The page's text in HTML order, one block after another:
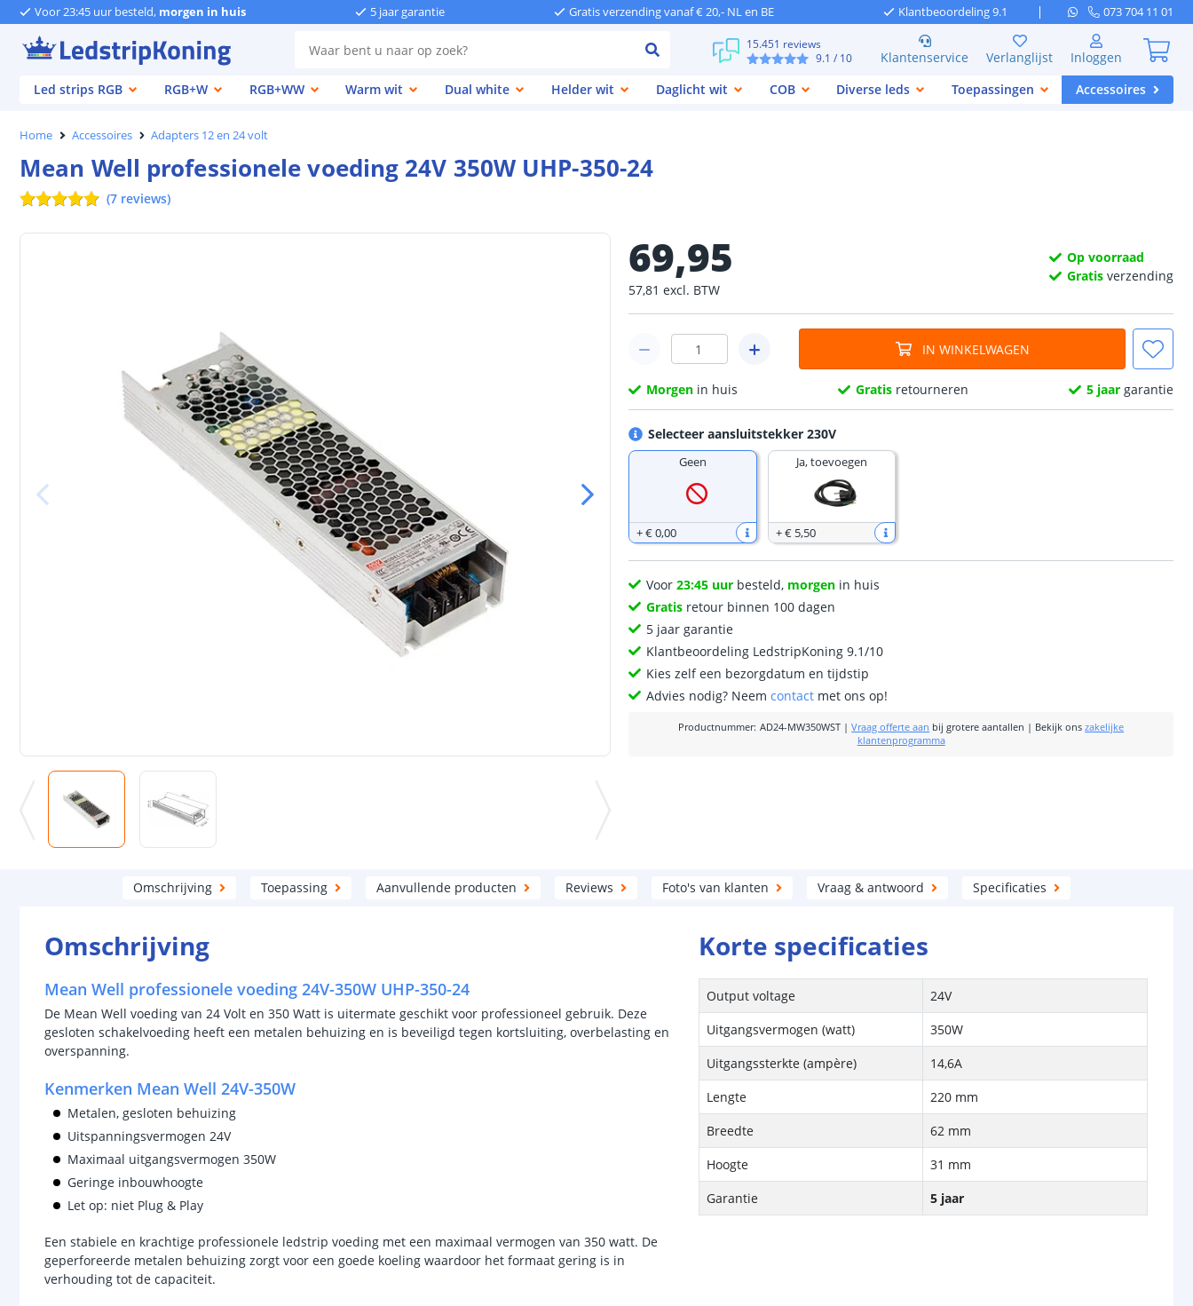
Voor 23:45 uur besteld, morgen in huis 5 jaar garantie Gratis verzending vanaf € 20,- NL en BE Klantbeoordeling 9.1 073 704 11 01
15.451 reviews
9.1 / 10 Klantenservice Verlanglijst
Inloggen
Led strips RGB
RGB+W RGB+WW Warm wit Dual white Helder wit Daglicht wit COB Diverse leds Toepassingen Accessoires
Home Accessoires Adapters 12 en 24 volt
Mean Well professionele voeding 24V 350W UHP-350-24
(7 reviews)
69,95
57,81 excl. BTW
Op voorraad
Gratis verzending
IN WINKELWAGEN
Morgen in huis Gratis retourneren 5 jaargarantie
Selecteer aansluitstekker 230V
Geen
+€ 0,00
Ja, toevoegen
+€ 5,50
Voor23:45 uur besteld, morgen in huis
Gratis retour binnen 100 dagen
5 jaar garantie
Klantbeoordeling LedstripKoning 9.1/10
Kies zelf een bezorgdatum en tijdstip
Advies nodig? Neemcontact met ons op!
Productnummer: AD24-MW350WST |Vraag offerte aan bij grotere aantallen | Bekijk ons zakelijke
klantenprogramma
Omschrijving Toepassing Aanvullende producten Reviews Foto's van klanten Vraag & antwoord Specificaties
Omschrijving
Mean Well professionele voeding 24V-350W UHP-350-24
De Mean Well voeding van 24 Volt en 350 Watt is uitermate geschikt voor professioneel gebruik. Deze
gesloten schakelvoeding heeft een metalen behuizing en is beveiligd tegen kortsluiting, overbelasting en
overspanning.
Kenmerken Mean Well 24V-350W
Metalen, gesloten behuizing
Uitspanningsvermogen 24V
Maximaal uitgangsvermogen 350W
Geringe inbouwhoogte
Let op: niet Plug & Play
Een stabiele en krachtige professionele ledstrip voeding met een maximaal vermogen van 350 watt. De
geperforeerde metalen behuizing zorgt voor een goede koeling waardoor het formaat gering is in
verhouding tot de capaciteit.
Korte specificaties
Output voltage
24V
Uitgangsvermogen (watt)
350W
Uitgangssterkte (ampère)
14,6A
Lengte
220 mm
Breedte
62 mm
Hoogte
31 mm
Garantie
5 jaar